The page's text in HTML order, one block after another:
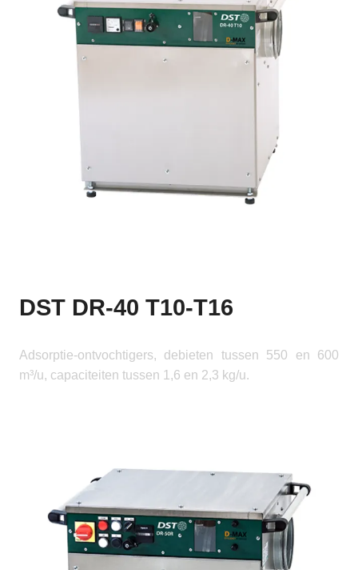
DST DR-40 T10-T16
Adsorptie-ontvochtigers, debieten tussen 550 en 600
m³/u, capaciteiten tussen 1,6 en 2,3 kg/u.